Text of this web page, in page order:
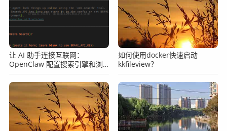
创建一个LoginUserArgumentResolver的类，用来解析出用
户的信息，示例代码如下：
package org.web.module.context;
import org.commom.mapper.user.model.UserDTO;
import org.springframework.core.MethodParameter;
import org.springframework.stereotype.Component;
import org.springframework.web.bind.support.WebDa
taBinderFactory;
import org.springframework.web.context.request.Na
让 AI 助手连接互联网：
OpenClaw 配置搜索引擎和浏
览器完整教程
如何使用docker快速启动
kkfileview？